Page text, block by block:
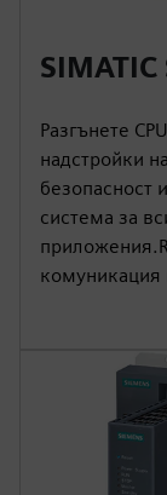
Разгънете
надстройки
безопасност
система за
комуникация